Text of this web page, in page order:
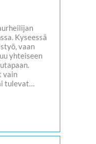
Kyseessä
vaan
yhteiseen
vain
tulevat…